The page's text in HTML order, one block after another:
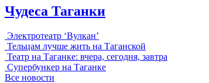
Чудеса Таганки
Электротеатр ‘Вулкан’
Тельцам лучше жить на Таганской
Театр на Таганке: вчера, сегодня, завтра
Супербункер на Таганке
Все новости